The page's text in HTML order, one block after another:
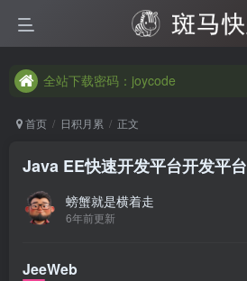
全站下载密码：joycode
全站下载密码：joycode
全站下载密码：joycode
首页 日积月累 正文
Java EE快速开发平台开发平台
螃蟹就是横着走
6年前更新
JeeWeb